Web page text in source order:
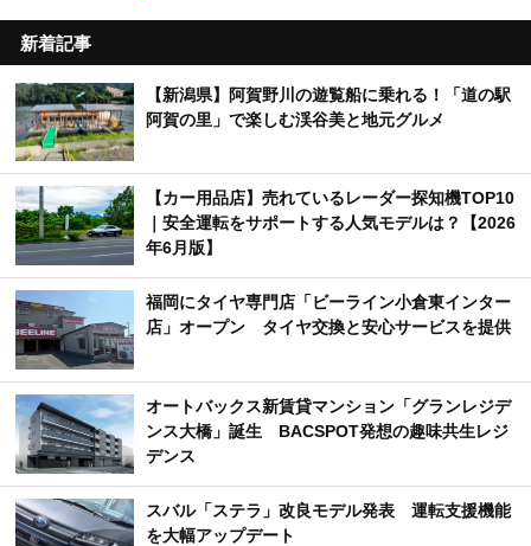
新着記事
【新潟県】阿賀野川の遊覧船に乗れる！「道の駅
阿賀の里」で楽しむ渓谷美と地元グルメ
【カー用品店】売れているレーダー探知機TOP10
｜安全運転をサポートする人気モデルは？【2026
年6月版】
福岡にタイヤ専門店「ビーライン小倉東インター
店」オープン タイヤ交換と安心サービスを提供
オートバックス新賃貸マンション「グランレジデ
ンス大橋」誕生 BACSPOT発想の趣味共生レジ
デンス
スバル「ステラ」改良モデル発表 運転支援機能
を大幅アップデート